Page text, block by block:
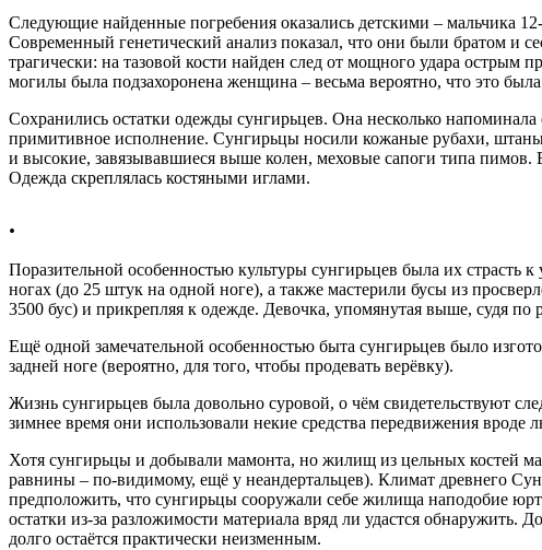
Следующие найденные погребения оказались детскими – мальчика
Современный генетический анализ показал, что они были братом и
трагически: на тазовой кости найден след от мощного удара острым
могилы была подзахоронена женщина – весьма вероятно, что это
Сохранились остатки одежды сунгирьцев. Она несколько
примитивное исполнение. Сунгирьцы носили кожаные рубахи,
и высокие, завязывавшиеся выше колен, меховые сапоги типа
Одежда скреплялась костяными иглами.
.
Поразительной особенностью культуры сунгирьцев была их
ногах (до 25 штук на одной ноге), а также мастерили бусы из
3500 бус) и прикрепляя к одежде. Девочка, упомянутая выше, судя
Ещё одной замечательной особенностью быта сунгирьцев было
задней ноге (вероятно, для того, чтобы продевать верёвку).
Жизнь сунгирьцев была довольно суровой, о чём свидетельствуют
зимнее время они использовали некие средства передвижения вроде
Хотя сунгирьцы и добывали мамонта, но жилищ из цельных костей
равнины – по-видимому, ещё у неандертальцев). Климат древнего
предположить, что сунгирьцы сооружали себе жилища наподобие
остатки из-за разложимости материала вряд ли удастся
долго остаётся практически неизменным.